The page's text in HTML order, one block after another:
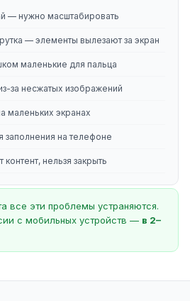
— нужно масштабировать
— элементы вылезают за экран
маленькие для пальца
за несжатых изображений
маленьких экранах
на телефоне
нельзя закрыть
все эти проблемы устраняются.
с мобильных устройств — в 2–